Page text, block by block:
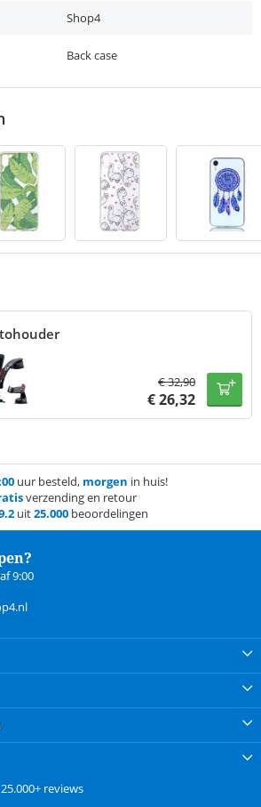
Shop4
Back case
€32,90
€26,32
uur besteld, morgen in huis!
verzending en retour
uit25.000 beoordelingen
9:00
25.000+ reviews